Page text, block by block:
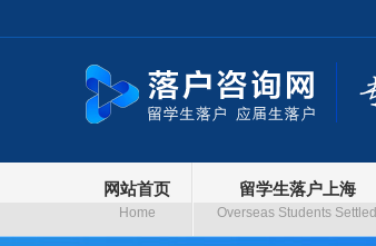
网站首页
Home
留学生落户上海
Overseas Students Settled